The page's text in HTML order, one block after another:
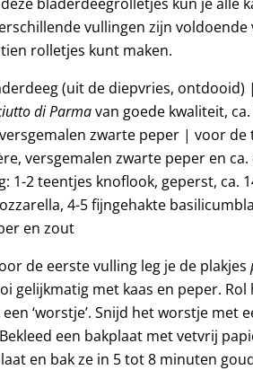
vullingen zijn voldoende
rolletjes kunt maken.
(uit de diepvries, ontdooid)
di Parmavan goede kwaliteit,
zwarte peper | voor de
versgemalen zwarte peper en ca.
2 teentjes knoflook, geperst, ca.
4-5 fijngehakte
en zout
de eerste vulling leg je de plakjes
gelijkmatig met kaas en peper. Rol
‘worstje’. Snijd het worstje met
een bakplaat met vetvrij
en bak ze in 5 tot 8 minuten